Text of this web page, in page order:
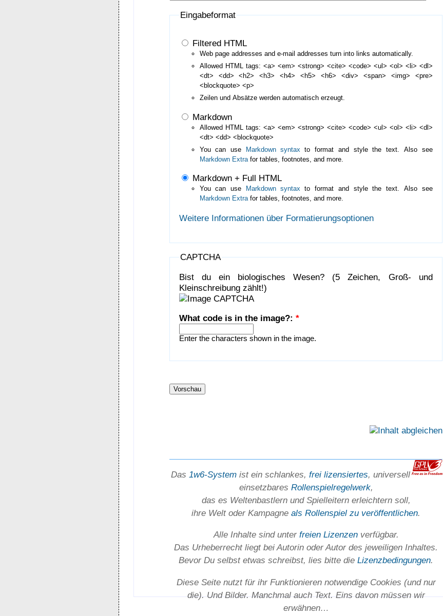
Eingabeformat
Filtered HTML
Web page addresses and e-mail addresses turn into links automatically.
Allowed HTML tags: <a> <em> <strong> <cite> <code> <ul> <ol> <li> <dl>
<dt> <dd> <h2> <h3> <h4> <h5> <h6> <div> <span> <img> <pre>
<blockquote> <p>
Zeilen und Absätze werden automatisch erzeugt.
Markdown
Allowed HTML tags: <a> <em> <strong> <cite> <code> <ul> <ol> <li> <dl>
<dt> <dd> <blockquote>
You can use Markdown syntax to format and style the text. Also see
Markdown Extrafor tables, footnotes, and more.
Markdown + Full HTML
You can use Markdown syntax to format and style the text. Also see
Markdown Extrafor tables, footnotes, and more.
Weitere Informationen über Formatierungsoptionen
CAPTCHA
Bist du ein biologisches Wesen? (5 Zeichen, Groß- und
Kleinschreibung zählt!)
What code is in the image?: *
Enter the characters shown in the image.
Das 1w6-System ist ein schlankes, frei lizensiertes, universell
einsetz­bares Rollen­spielregel­werk,
das es Welten­bastlern und Spiel­leitern erleichtern soll,
ihre Welt oder Kam­pagne als Rollenspiel zu ver­öffent­lichen.
Alle Inhalte sind unter freien Lizenzenverfügbar.
Das Urheber­recht liegt bei Autorin oder Autor des jeweiligen In­haltes.
Bevor Du selbst etwas schreibst, lies bitte die Lizenz­bedingungen.
Diese Seite nutzt für ihr Funktionieren notwendige Cookies (und nur
die). Und Bilder. Manchmal auch Text. Eins davon müssen wir
erwähnen…